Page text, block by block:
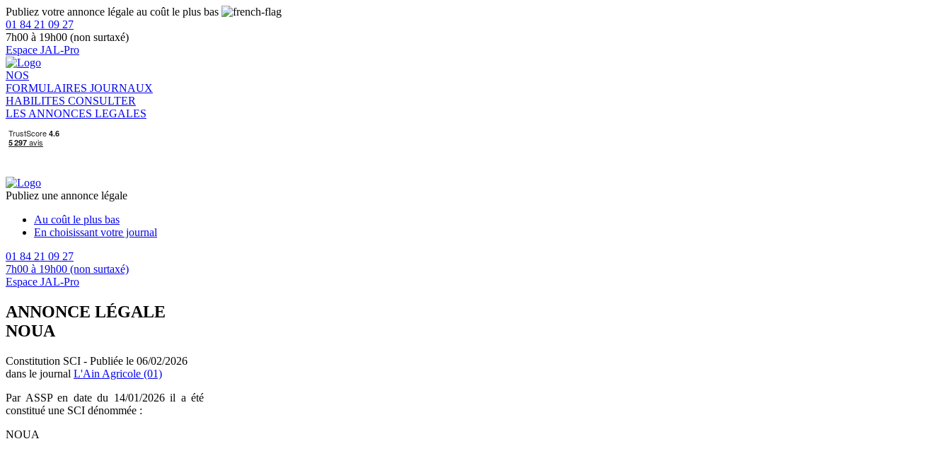
Publiez votre annonce légale au coût le plus bas
01 84 21 09 27
7h00 à 19h00 (non surtaxé)
Espace JAL-Pro
NOS
FORMULAIRES JOURNAUX
HABILITES CONSULTER
LES ANNONCES LEGALES
Publiez une annonce légale
Au coût le plus bas
En choisissant votre journal
01 84 21 09 27
7h00 à 19h00 (non surtaxé)
Espace JAL-Pro
ANNONCE LÉGALE
NOUA
Constitution SCI - Publiée le 06/02/2026
dans le journal L'Ain Agricole (01)
Par ASSP en date du 14/01/2026 il a été
constitué une SCI dénommée :
NOUA